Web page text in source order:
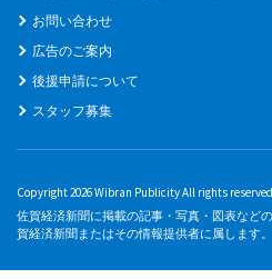
お問い合わせ
広告のご案内
後援申請について
スタッフ募集
Copyright 2026 Wibran Publicity All rights
佐賀経済新聞に掲載の記事・写真・図表など
賀経済新聞またはその情報提供者に属します。